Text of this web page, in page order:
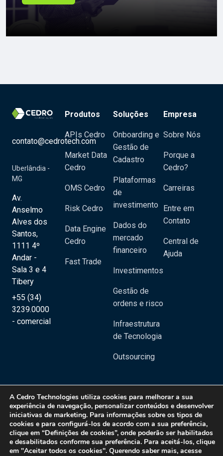
A Cedro Technologies utiliza cookies para melhorar a sua
experiência de navegação, personalizar conteúdos e desenvolver
iniciativas de marketing. Para informações sobre os tipos de
cookies e para configurá-los de acordo com a sua preferência,
clique em “Definições de cookies”, onde poderão ser habilitados
e desabilitados conforme sua preferência. Para aceitá-los, clique
em "Aceitar todos os cookies". Querendo saber mais, acesse
contato@cedrotech.com
Uberlândia -
MG
Av.
Anselmo
Alves dos
Santos,
1111 4º
Andar -
Sala 3 e 4
Tibery
+55 (34)
3239.0000
- comercial
Produtos
APIs Cedro
Market Data
Cedro
OMS Cedro
Risk Cedro
Data Engine
Cedro
Fast Trade
Soluções
Onboarding e
Gestão de
Cadastro
Plataformas
de
investimento
Dados do
mercado
financeiro
Investimentos
Gestão de
ordens e risco
Infraestrutura
de Tecnologia
Outsourcing
Empresa
Sobre Nós
Porque a
Cedro?
Carreiras
Entre em
Contato
Central de
Ajuda
Copyright 2020 © Cedro Technologies - Todos os direitos reservados | CNPJ:
20.129.023/0001-08
Política de Privacidade